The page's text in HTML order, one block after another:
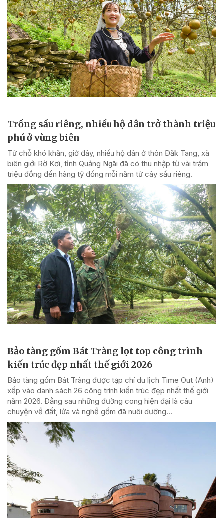
Trồng sầu riêng, nhiều hộ dân trở thành triệu
phú ở vùng biên
Từ chỗ khó khăn, giờ đây, nhiều hộ dân ở thôn Đăk Tang, xã
biên giới Rờ Kơi, tỉnh Quảng Ngãi đã có thu nhập từ vài trăm
triệu đồng đến hàng tỷ đồng mỗi năm từ cây sầu riêng.
Bảo tàng gốm Bát Tràng lọt top công trình
kiến trúc đẹp nhất thế giới 2026
Bảo tàng gốm Bát Tràng được tạp chí du lịch Time Out (Anh)
xếp vào danh sách 26 công trình kiến trúc đẹp nhất thế giới
năm 2026. Đằng sau những đường cong hiện đại là câu
chuyện về đất, lửa và nghề gốm đã nuôi dưỡng...